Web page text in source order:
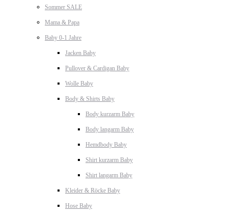
Sommer SALE
Mama & Papa
Baby 0-1 Jahre
Jacken Baby
Pullover & Cardigan Baby
Wolle Baby
Body & Shirts Baby
Body kurzarm Baby
Body langarm Baby
Hemdbody Baby
Shirt kurzarm Baby
Shirt langarm Baby
Kleider & Röcke Baby
Hose Baby